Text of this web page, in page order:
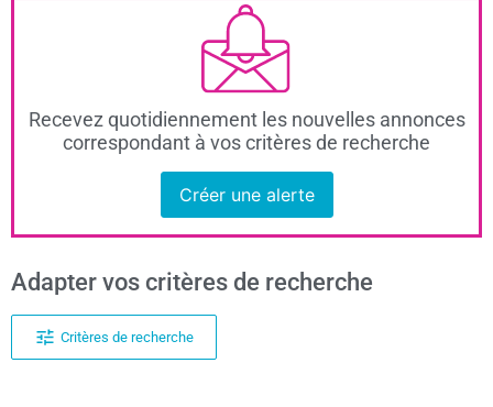
Recevez quotidiennement les nouvelles annonces
correspondant à vos critères de recherche
Créer une alerte
Adapter vos critères de recherche
Critères de recherche